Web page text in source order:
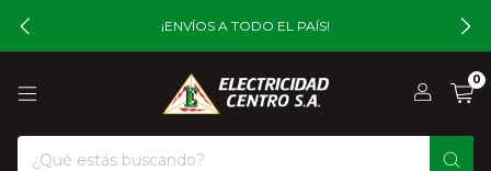
¡ENVÍOS A TODO EL PAÍS!
0